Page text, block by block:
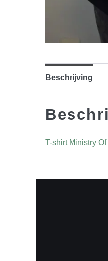
Beschrijving
T-shirt Ministry